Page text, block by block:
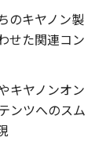
のキヤノン製
せた関連コン
キヤノンオン
ンツへのスム